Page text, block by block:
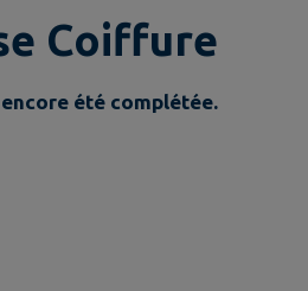
Coiffure
été complétée.